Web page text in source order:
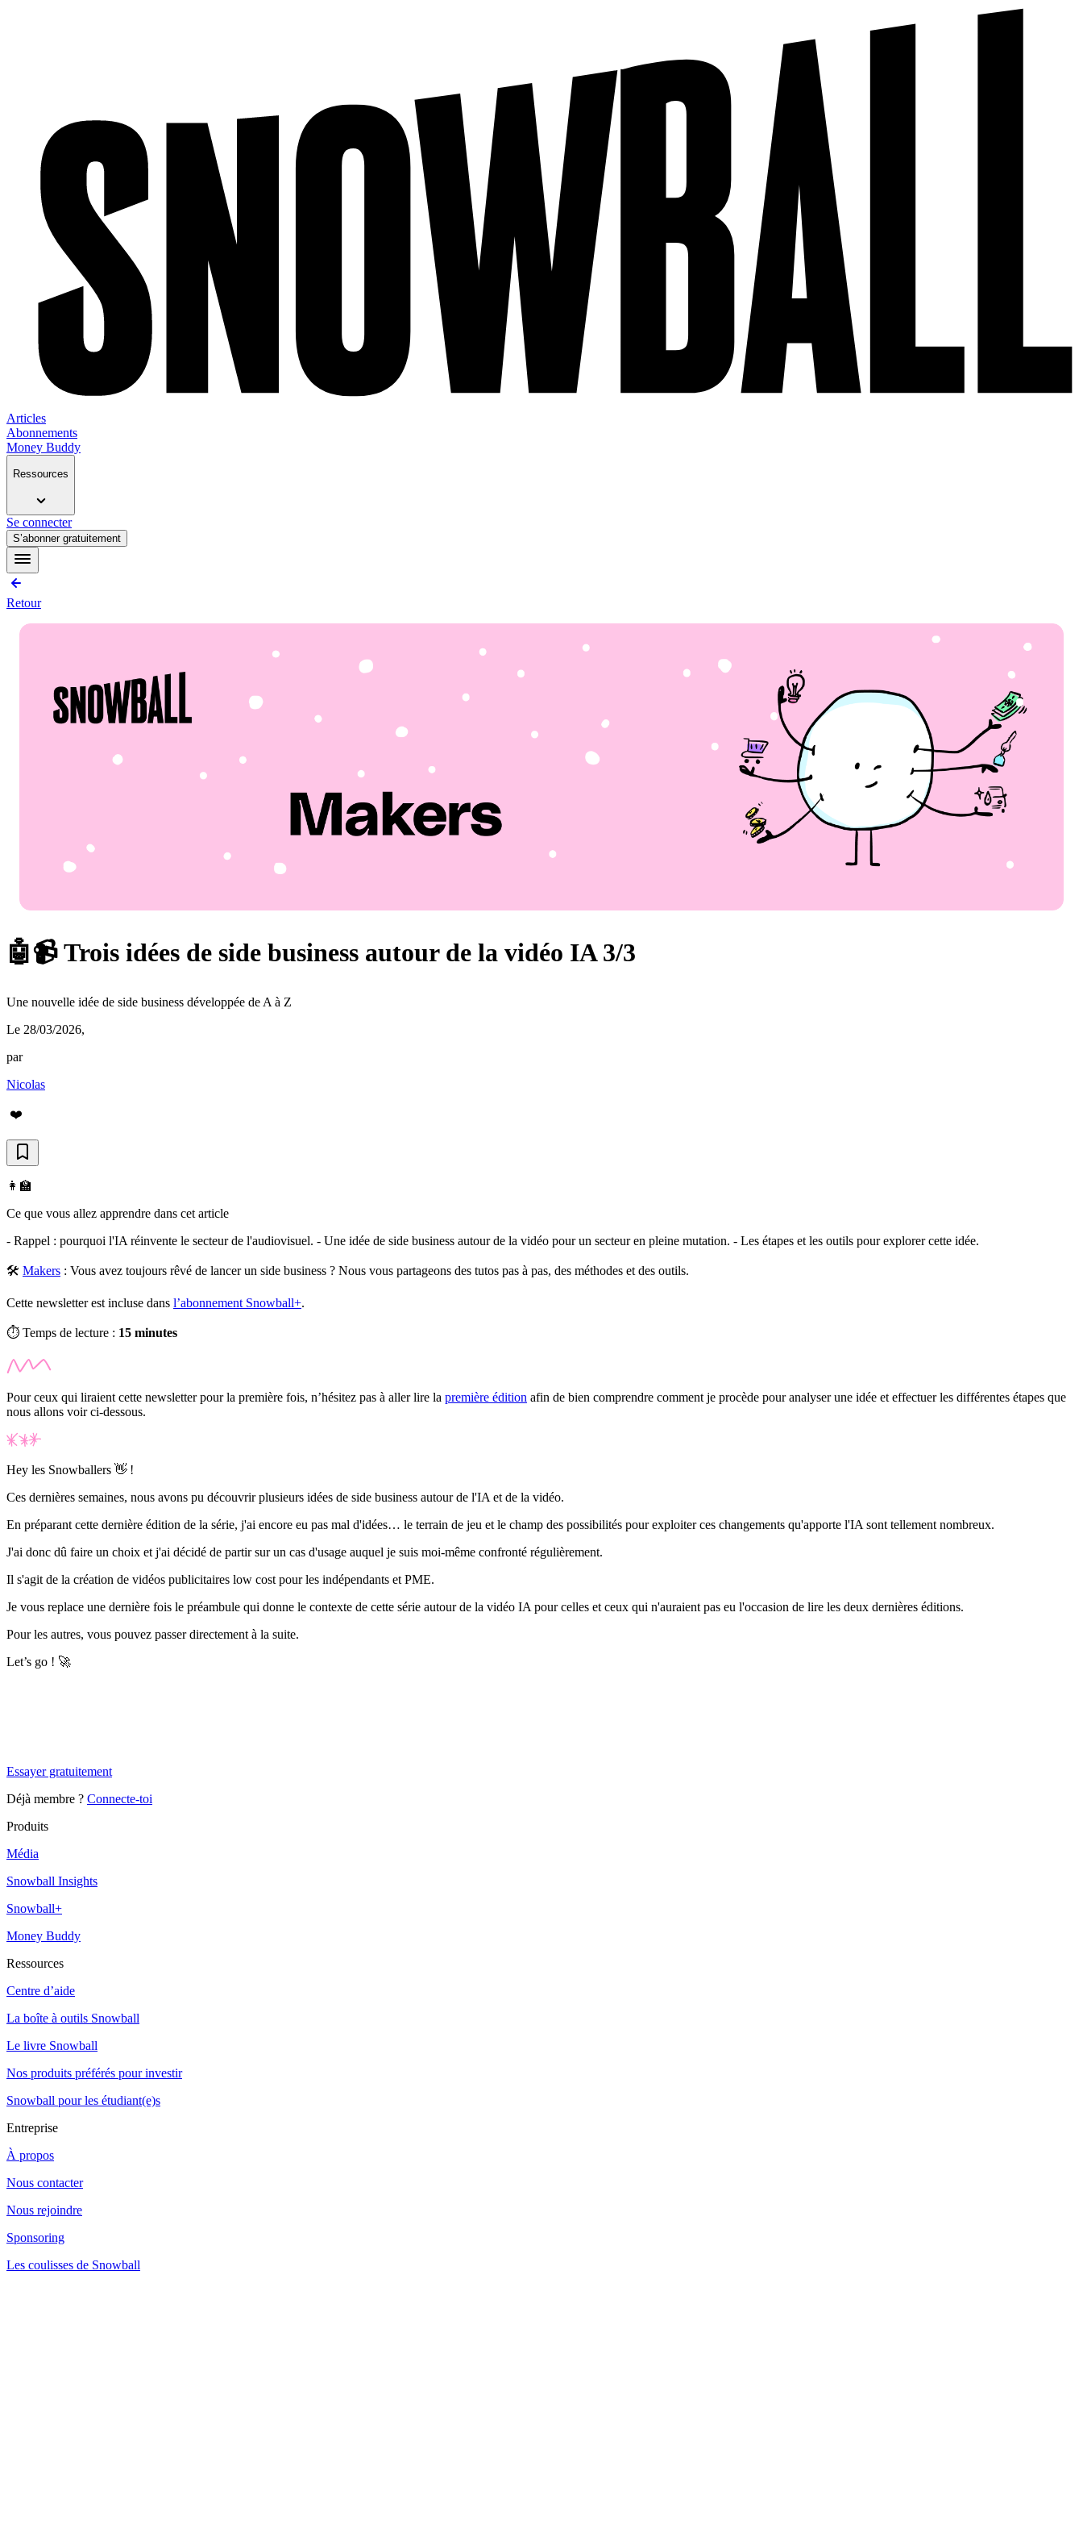
Articles
Abonnements
Money Buddy
Ressources
Se connecter
S’abonner gratuitement
Retour
🤖📹 Trois idées de side business autour de la vidéo IA 3/3
Une nouvelle idée de side business développée de A à Z
Le 28/03/2026,
par
Nicolas
❤️
👩‍🏫
Ce que vous allez apprendre dans cet article
- Rappel : pourquoi l'IA réinvente le secteur de l'audiovisuel. - Une idée de side business autour de la vidéo pour un secteur en pleine mutation. - Les étapes et les outils pour explorer cette idée.
🛠️ Makers : Vous avez toujours rêvé de lancer un side business ? Nous vous partageons des tutos pas à pas, des méthodes et des outils.
Cette newsletter est incluse dans l’abonnement Snowball+.
⏱️ Temps de lecture : 15 minutes
Pour ceux qui liraient cette newsletter pour la première fois, n’hésitez pas à aller lire la première édition afin de bien comprendre comment je procède pour analyser une idée et effectuer les différentes étapes que
nous allons voir ci-dessous.
Hey les Snowballers 👋 !
Ces dernières semaines, nous avons pu découvrir plusieurs idées de side business autour de l'IA et de la vidéo.
En préparant cette dernière édition de la série, j'ai encore eu pas mal d'idées… le terrain de jeu et le champ des possibilités pour exploiter ces changements qu'apporte l'IA sont tellement nombreux.
J'ai donc dû faire un choix et j'ai décidé de partir sur un cas d'usage auquel je suis moi-même confronté régulièrement.
Il s'agit de la création de vidéos publicitaires low cost pour les indépendants et PME.
Je vous replace une dernière fois le préambule qui donne le contexte de cette série autour de la vidéo IA pour celles et ceux qui n'auraient pas eu l'occasion de lire les deux dernières éditions.
Pour les autres, vous pouvez passer directement à la suite.
Let’s go ! 🚀
Essayer gratuitement
Déjà membre ? Connecte-toi
Produits
Média
Snowball Insights
Snowball+
Money Buddy
Ressources
Centre d’aide
La boîte à outils Snowball
Le livre Snowball
Nos produits préférés pour investir
Snowball pour les étudiant(e)s
Entreprise
À propos
Nous contacter
Nous rejoindre
Sponsoring
Les coulisses de Snowball